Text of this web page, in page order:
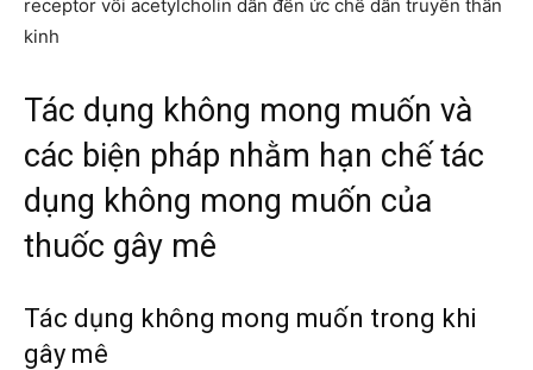
receptor vối acetylcholin dẫn đến ức chế dẫn truyền thần
kinh
Tác dụng không mong muốn và
các biện pháp nhằm hạn chế tác
dụng không mong muốn của
thuốc gây mê
Tác dụng không mong muốn trong khi
gây mê